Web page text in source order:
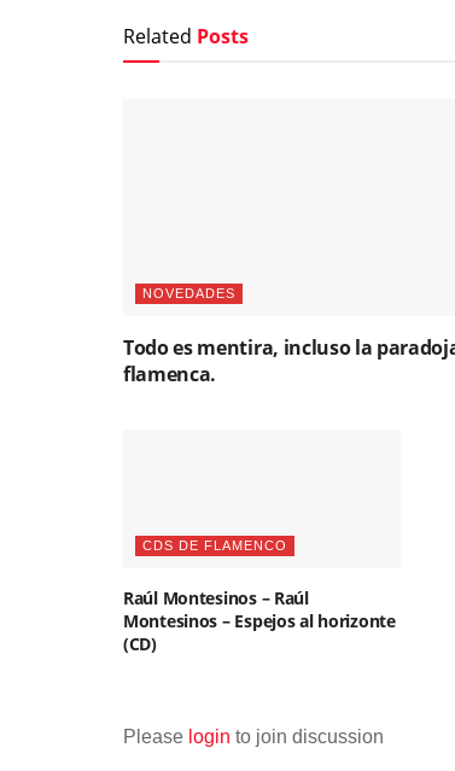
Related Posts
NOVEDADES
Todo es mentira, incluso la
flamenca.
CDS DE FLAMENCO
Raúl Montesinos – Raúl
Montesinos – Espejos al horizonte
(CD)
Please login to join discussion